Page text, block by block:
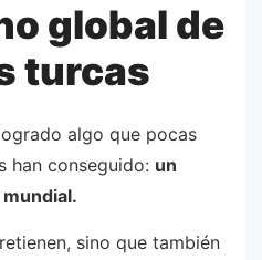
global de
turcas
algo que pocas
han conseguido: un
sino que también